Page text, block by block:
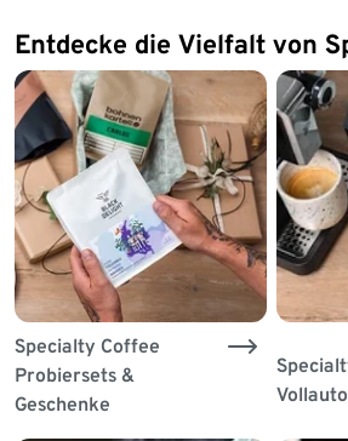
Entdecke die Vielfalt von
Specialty Coffee
Probiersets &
Geschenke